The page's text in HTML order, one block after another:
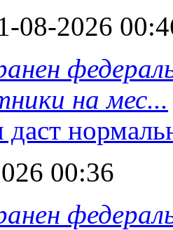
08-2026
на мес...
00:36